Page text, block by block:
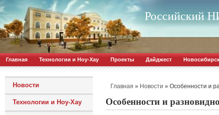
Российский
Главная Технологии и Ноу-Хау Проекты Дайджест
Новости
Технологии и Ноу-Хау
Главная » Новости » Особенности и
Особенности и